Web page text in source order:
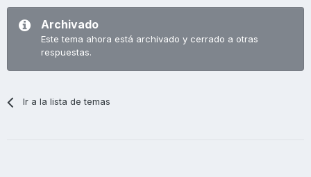
Archivado
Este tema ahora está archivado y cerrado a otras
respuestas.
Ir a la lista de temas